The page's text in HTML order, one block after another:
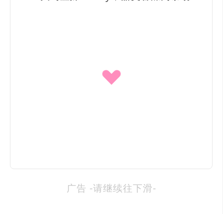
广告 -请继续往下滑-